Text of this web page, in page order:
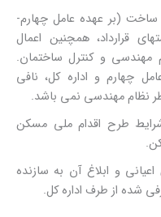
ساخت (بر عهده عامل چهارم-
قرارداد، همچنین اعمال
35 قانون نظام مهندسی و کنترل ساختمان.
چهارم و اداره کل، نافی
نظام مهندسی نمی باشد.
طرح اقدام ملی مسکن
اعیانی و ابلاغ آن به سازنده
شده از طرف اداره کل.